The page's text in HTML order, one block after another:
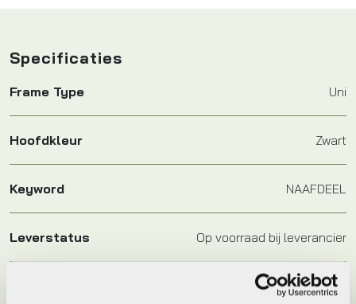
Specificaties
Frame Type Uni
Hoofdkleur Zwart
Keyword NAAFDEEL
Leverstatus Op voorraad bij leverancier
CJ-NX10